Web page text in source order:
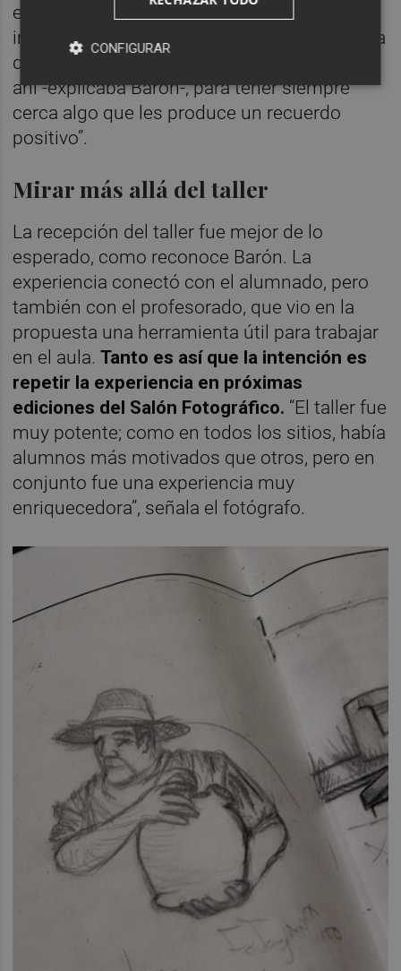
emocional ligada al afecto, al cuidado y a la
importancia que una persona tiene en la vida
de otra. “Por eso nuestras abuelas las tienen
ahí -explicaba Barón-, para tener siempre
cerca algo que les produce un recuerdo
positivo”.
Mirar más allá del taller
La recepción del taller fue mejor de lo
esperado, como reconoce Barón. La
experiencia conectó con el alumnado, pero
también con el profesorado, que vio en la
propuesta una herramienta útil para trabajar
en el aula.Tanto es así que la intención es
repetir la experiencia en próximas
ediciones del Salón Fotográfico. “El taller fue
muy potente; como en todos los sitios, había
alumnos más motivados que otros, pero en
conjunto fue una experiencia muy
enriquecedora”, señala el fotógrafo.
CONFIGURAR